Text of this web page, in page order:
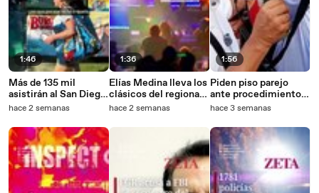
1:46
Más de 135 mil
asistirán al San Diego
Comic-Con
hace 2 semanas
1:36
Elías Medina lleva los
clásicos del regional
mexicano al
hace 2 semanas
1:56
Piden piso parejo
ante procedimiento
contra Ruffo y
del Pilar ante la FGR
hace 3 semanas